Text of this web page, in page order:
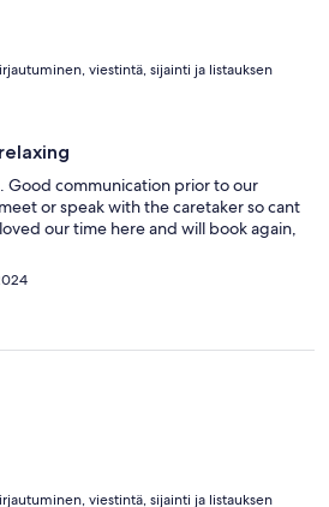
viestintä, sijainti ja listauksen
Good communication prior to our
or speak with the caretaker so cant
our time here and will book again,
viestintä, sijainti ja listauksen